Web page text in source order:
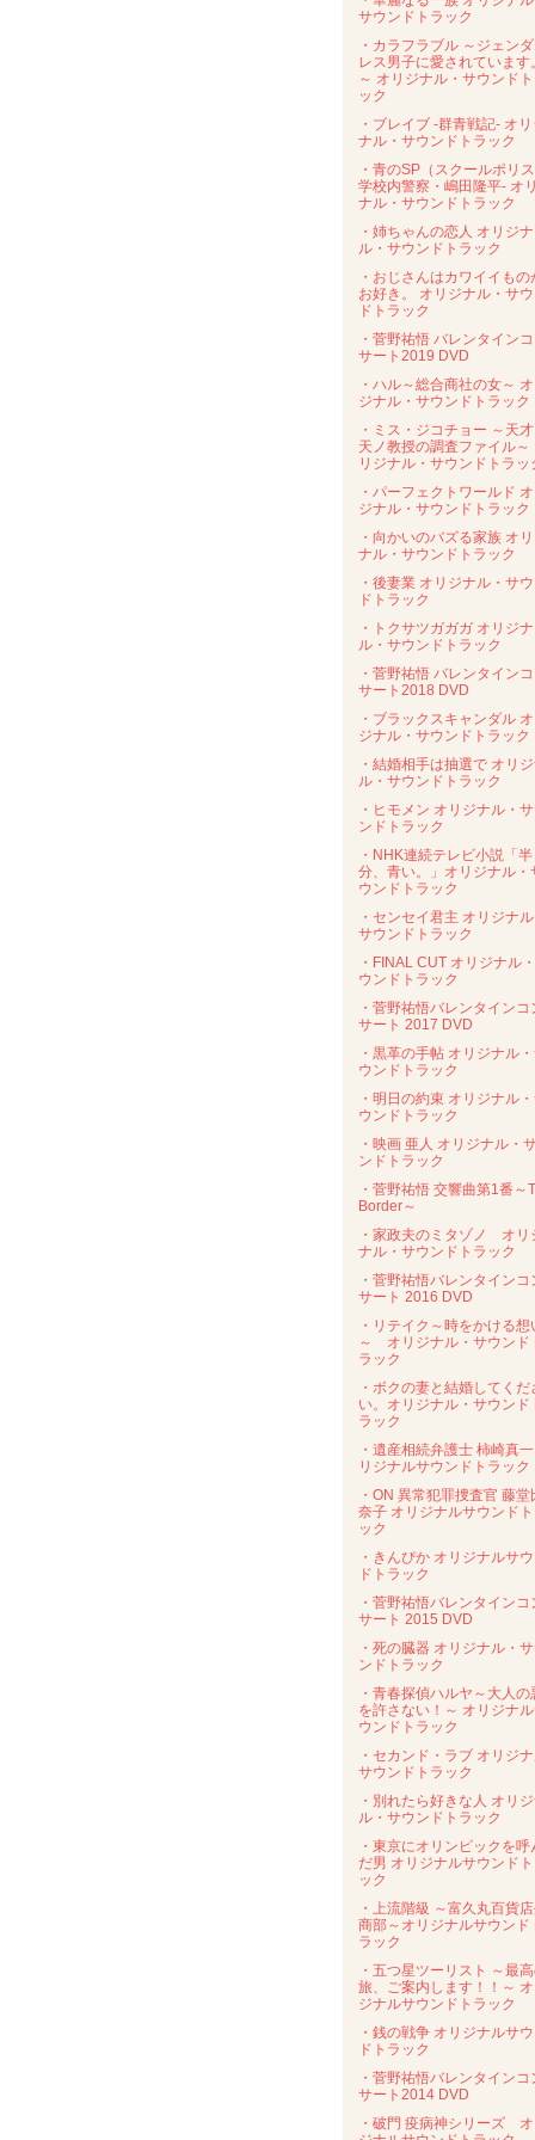
サウンドトラック
・カラフラブル ～ジェン
レス男子に愛されています。
～ オリジナル・サウンドト
ック
・ブレイブ -群青戦記- オリ
ナル・サウンドトラック
・青のSP（スクールポリ
学校内警察・嶋田隆平- オ
ナル・サウンドトラック
・姉ちゃんの恋人 オリジナ
ル・サウンドトラック
・おじさんはカワイイもの
お好き。 オリジナル・サ
ドトラック
・菅野祐悟 バレンタイン
サート2019 DVD
・ハル～総合商社の女～ オ
ジナル・サウンドトラック
・ミス・ジコチョー ～天才
天ノ教授の調査ファイル～
リジナル・サウンドトラッ
・パーフェクトワールド オ
ジナル・サウンドトラック
・向かいのバズる家族 オ
ナル・サウンドトラック
・後妻業 オリジナル・サ
ドトラック
・トクサツガガガ オリジナ
ル・サウンドトラック
・菅野祐悟 バレンタイン
サート2018 DVD
・ブラックスキャンダル オ
ジナル・サウンドトラック
・結婚相手は抽選で オリ
ル・サウンドトラック
・ヒモメン オリジナル・
ンドトラック
・NHK連続テレビ小説「半
分、青い。」オリジナル・
ウンドトラック
・センセイ君主 オリジナル
サウンドトラック
・FINAL CUT オリジナル
ウンドトラック
・菅野祐悟バレンタインコ
サート 2017 DVD
・黒革の手帖 オリジナル
ウンドトラック
・明日の約束 オリジナル
ウンドトラック
・映画 亜人 オリジナル・
ンドトラック
・菅野祐悟 交響曲第1番～
Border～
・家政夫のミタゾノ オリ
ナル・サウンドトラック
・菅野祐悟バレンタインコ
サート 2016 DVD
・リテイク～時をかける想
～ オリジナル・サウンド
ラック
・ボクの妻と結婚してくだ
い。オリジナル・サウンド
ラック
・遺産相続弁護士 柿崎真
リジナルサウンドトラック
・ON 異常犯罪捜査官 藤堂
奈子 オリジナルサウンドト
ック
・きんぴか オリジナルサ
ドトラック
・菅野祐悟バレンタインコ
サート 2015 DVD
・死の臓器 オリジナル・
ンドトラック
・青春探偵ハルヤ～大人の
を許さない！～ オリジナ
ウンドトラック
・セカンド・ラブ オリジ
サウンドトラック
・別れたら好きな人 オリ
ル・サウンドトラック
・東京にオリンピックを呼
だ男 オリジナルサウンドト
ック
・上流階級 ～富久丸百貨
商部～オリジナルサウンド
ラック
・五つ星ツーリスト ～最
旅、ご案内します！！～ オ
ジナルサウンドトラック
・銭の戦争 オリジナルサ
ドトラック
・菅野祐悟バレンタインコ
サート2014 DVD
・破門 疫病神シリーズ オ